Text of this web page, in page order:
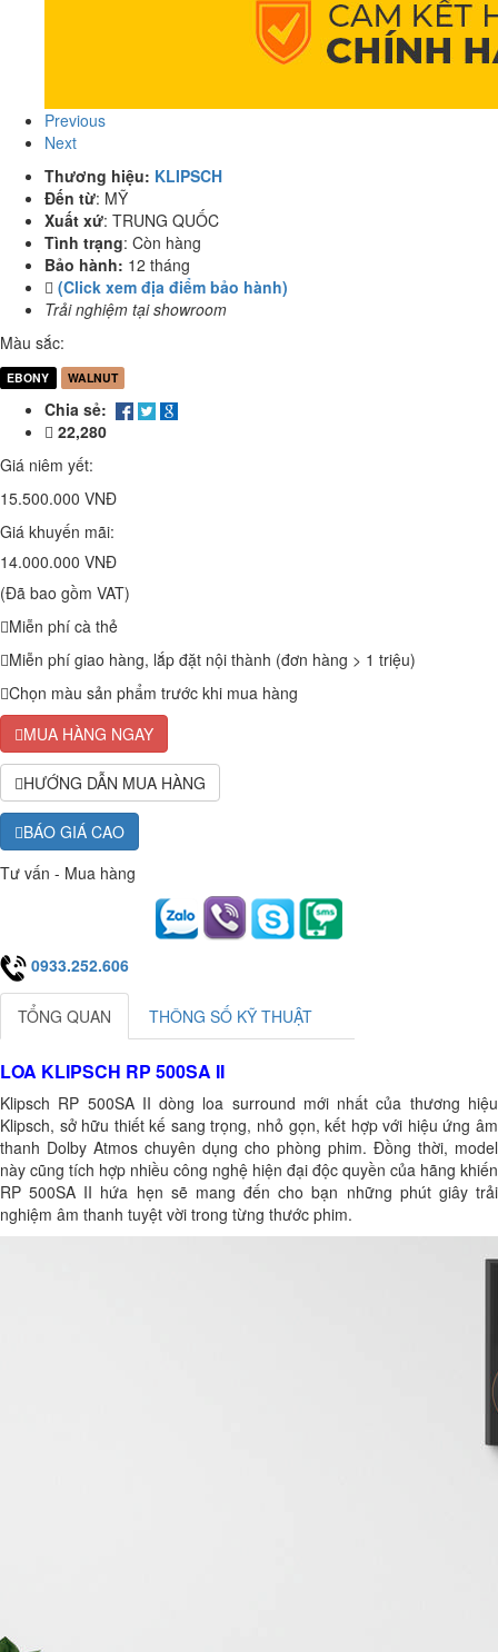
Previous
Next
Thương hiệu: KLIPSCH
Đến từ: MỸ
Xuất xứ: TRUNG QUỐC
Tình trạng: Còn hàng
Bảo hành: 12 tháng
(Click xem địa điểm bảo hành)
Trải nghiệm tại showroom
Màu sắc:
EBONY WALNUT
Chia sẻ:
22,280
Giá niêm yết:
15.500.000 VNĐ
Giá khuyến mãi:
14.000.000 VNĐ
(Đã bao gồm VAT)
Miễn phí cà thẻ
Miễn phí giao hàng, lắp đặt nội thành (đơn hàng > 1 triệu)
Chọn màu sản phẩm trước khi mua hàng
MUA HÀNG NGAY
HƯỚNG DẪN MUA HÀNG
BÁO GIÁ CAO
Tư vấn - Mua hàng
0933.252.606
TỔNG QUAN THÔNG SỐ KỸ THUẬT
LOA KLIPSCH RP 500SA II
Klipsch RP 500SA II dòng loa surround mới nhất của thương hiệu
Klipsch, sở hữu thiết kế sang trọng, nhỏ gọn, kết hợp với hiệu ứng âm
thanh Dolby Atmos chuyên dụng cho phòng phim. Đồng thời, model
này cũng tích hợp nhiều công nghệ hiện đại độc quyền của hãng khiến
RP 500SA II hứa hẹn sẽ mang đến cho bạn những phút giây trải
nghiệm âm thanh tuyệt vời trong từng thước phim.